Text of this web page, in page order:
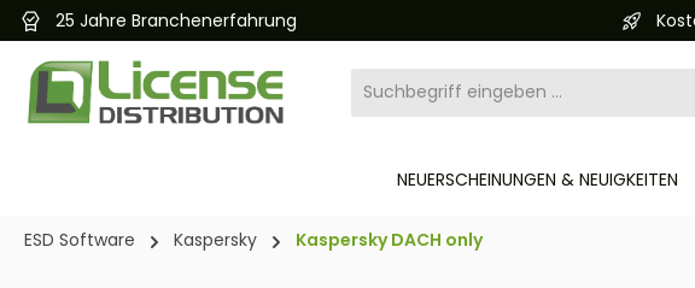
Zur Hauptnavigation springen
25 Jahre Branchenerfahrung
NEUERSCHEINUNGEN & NEUIGKEITEN
ESD Software Kaspersky Kaspersky DACH only